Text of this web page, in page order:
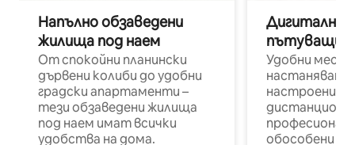
Напълно обзаведени
жилища под наем
От спокойни планински
дървени колиби до удобни
градски апартаменти –
тези обзаведени жилища
под наем имат всички
удобства на дома.
Дигитални
пътуващи
Удобни
настаняване
настроени и
обособени